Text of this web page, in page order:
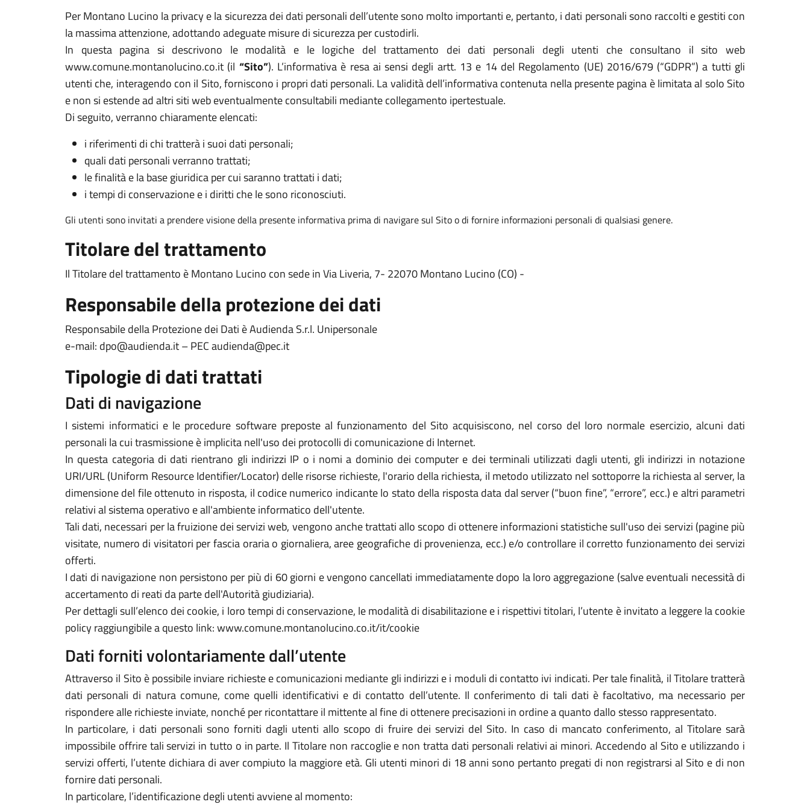
Per Montano Lucino la privacy e la sicurezza dei dati personali dell’utente sono molto importanti e, pertanto, i dati personali sono raccolti e gestiti con
la massima attenzione, adottando adeguate misure di sicurezza per custodirli.
In questa pagina si descrivono le modalità e le logiche del trattamento dei dati personali degli utenti che consultano il sito web
www.comune.montanolucino.co.it (il “Sito”). L’informativa è resa ai sensi degli artt. 13 e 14 del Regolamento (UE) 2016/679 (“GDPR”) a tutti gli
utenti che, interagendo con il Sito, forniscono i propri dati personali. La validità dell’informativa contenuta nella presente pagina è limitata al solo Sito
e non si estende ad altri siti web eventualmente consultabili mediante collegamento ipertestuale.
Di seguito, verranno chiaramente elencati:
i riferimenti di chi tratterà i suoi dati personali;
quali dati personali verranno trattati;
le finalità e la base giuridica per cui saranno trattati i dati;
i tempi di conservazione e i diritti che le sono riconosciuti.
Gli utenti sono invitati a prendere visione della presente informativa prima di navigare sul Sito o di fornire informazioni personali di qualsiasi genere.
Titolare del trattamento
Il Titolare del trattamento è Montano Lucino con sede in Via Liveria, 7- 22070 Montano Lucino (CO) -
Responsabile della protezione dei dati
Responsabile della Protezione dei Dati è Audienda S.r.l. Unipersonale
e-mail: dpo@audienda.it– PECaudienda@pec.it
Tipologie di dati trattati
Dati di navigazione
I sistemi informatici e le procedure software preposte al funzionamento del Sito acquisiscono, nel corso del loro normale esercizio, alcuni dati
personali la cui trasmissione è implicita nell'uso dei protocolli di comunicazione di Internet.
In questa categoria di dati rientrano gli indirizzi IP o i nomi a dominio dei computer e dei terminali utilizzati dagli utenti, gli indirizzi in notazione
URI/URL (Uniform Resource Identifier/Locator) delle risorse richieste, l'orario della richiesta, il metodo utilizzato nel sottoporre la richiesta al server, la
dimensione del file ottenuto in risposta, il codice numerico indicante lo stato della risposta data dal server (“buon fine”, “errore”, ecc.) e altri parametri
relativi al sistema operativo e all'ambiente informatico dell'utente.
Tali dati, necessari per la fruizione dei servizi web, vengono anche trattati allo scopo di ottenere informazioni statistiche sull'uso dei servizi (pagine più
visitate, numero di visitatori per fascia oraria o giornaliera, aree geografiche di provenienza, ecc.) e/o controllare il corretto funzionamento dei servizi
offerti.
I dati di navigazione non persistono per più di 60 giorni e vengono cancellati immediatamente dopo la loro aggregazione (salve eventuali necessità di
accertamento di reati da parte dell'Autorità giudiziaria).
Per dettagli sull’elenco dei cookie, i loro tempi di conservazione, le modalità di disabilitazione e i rispettivi titolari, l’utente è invitato a leggere la cookie
policy raggiungibile a questo link: www.comune.montanolucino.co.it/it/cookie
Dati forniti volontariamente dall’utente
Attraverso il Sito è possibile inviare richieste e comunicazioni mediante gli indirizzi e i moduli di contatto ivi indicati. Per tale finalità, il Titolare tratterà
dati personali di natura comune, come quelli identificativi e di contatto dell’utente. Il conferimento di tali dati è facoltativo, ma necessario per
rispondere alle richieste inviate, nonché per ricontattare il mittente al fine di ottenere precisazioni in ordine a quanto dallo stesso rappresentato.
In particolare, i dati personali sono forniti dagli utenti allo scopo di fruire dei servizi del Sito. In caso di mancato conferimento, al Titolare sarà
impossibile offrire tali servizi in tutto o in parte. Il Titolare non raccoglie e non tratta dati personali relativi ai minori. Accedendo al Sito e utilizzando i
servizi offerti, l’utente dichiara di aver compiuto la maggiore età. Gli utenti minori di 18 anni sono pertanto pregati di non registrarsi al Sito e di non
fornire dati personali.
In particolare, l’identificazione degli utenti avviene al momento: